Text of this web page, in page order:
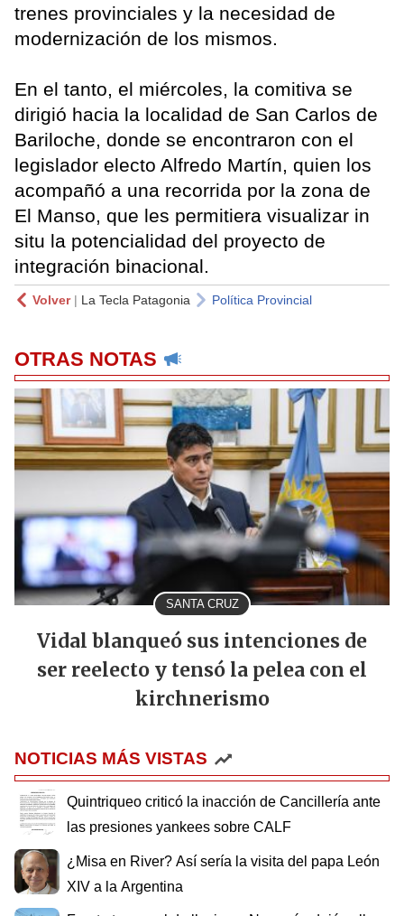
trenes provinciales y la necesidad de
modernización de los mismos.
En el tanto, el miércoles, la comitiva se
dirigió hacia la localidad de San Carlos de
Bariloche, donde se encontraron con el
legislador electo Alfredo Martín, quien los
acompañó a una recorrida por la zona de
El Manso, que les permitiera visualizar in
situ la potencialidad del proyecto de
integración binacional.
Volver| La Tecla Patagonia Política Provincial
OTRAS NOTAS
SANTA CRUZ
Vidal blanqueó sus intenciones de
ser reelecto y tensó la pelea con el
kirchnerismo
NOTICIAS MÁS VISTAS
Quintriqueo criticó la inacción de Cancillería ante
las presiones yankees sobre CALF
¿Misa en River? Así sería la visita del papa León
XIV a la Argentina